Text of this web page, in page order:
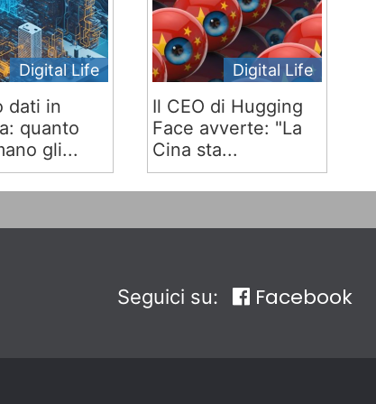
Digital Life
dati in
quanto
gli...
Digital Life
Il CEO di Hugging
Face avverte: "La
Cina sta...
Seguici su: Facebook